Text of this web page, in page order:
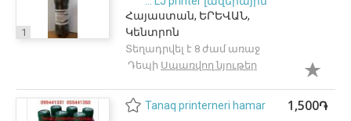
1
տպիչների փոշի ներկHP,
Canon ...
Հայաստան, ԵՐԵՎԱՆ,
Կենտրոն
Տեղադրվել է 8 ժամ առաջ
Դեպի Սպառվող նյութեր
Tanaq printerneri hamar 1,500֏